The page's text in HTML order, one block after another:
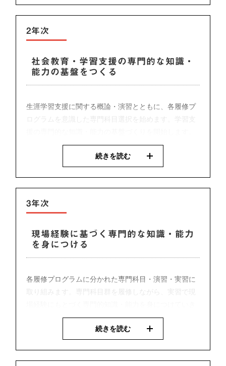
初年次の導入科目として演習形式で基礎的なスキルの
形成をめざします。教員や学生同士の交流を深め、相
2年次
続きを読む
社会教育・学習支援の専門的な知識・
能力の基盤をつくる
生涯学習支援に関する概論・演習とともに、各履修プ
ログラムを意識した専門科目選択を始めます。学習支
代表的な授業
3年次
続きを読む
現場経験に基づく専門的な知識・能力
を身につける
各履修プログラムに分かれた専門科目・演習・実習に
取り組みます。専門科目群を履修しながら、実習で現